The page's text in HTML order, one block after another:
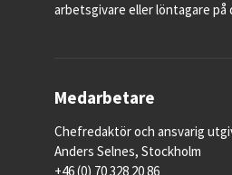
arbetsgivare eller löntagare på
Medarbetare
Chefredaktör och ansvarig
Anders Selnes, Stockholm
+46 (0) 70 328 20 86